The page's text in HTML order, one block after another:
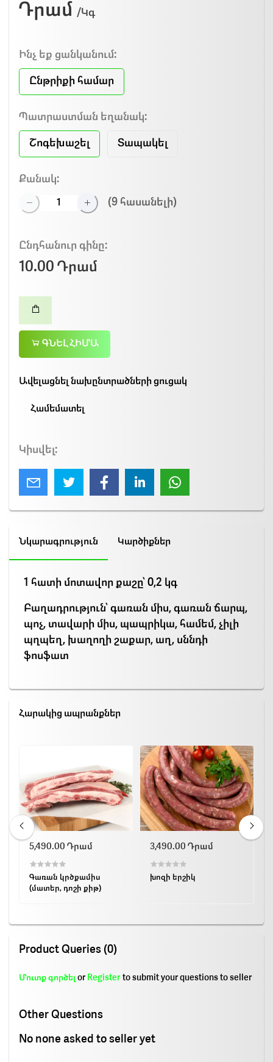
Դրամ /Կգ
Ինչ եք ցանկանում:
Ընթրիքի համար
Պատրաստման եղանակ:
Շոգեխաշել Տապակել
Քանակ:
(9 հասանելի)
Ընդհանուր գինը:
10.00 Դրամ
ԳՆԵԼ ՀԻՄԱ
Ավելացնել նախընտրածների ցուցակ
Համեմատել
Կիսվել:
Նկարագրություն Կարծիքներ
1 հատի մոտավոր քաշը՝ 0,2 կգ
Բաղադրություն՝ գառան միս, գառան ճարպ,
պոչ, տավարի միս, պապրիկա, համեմ, չիլի
պղպեղ, խաղողի շաքար, աղ, սննդի
ֆոսֆատ
Հարակից ապրանքներ
5,490.00 Դրամ
Գառան կրծքամիս
(մատեր, դոշի քիթ)
3,490.00 Դրամ
խոզի երշիկ
Product Queries (0)
Մուտք գործել or Register to submit your questions to seller
Other Questions
No none asked to seller yet